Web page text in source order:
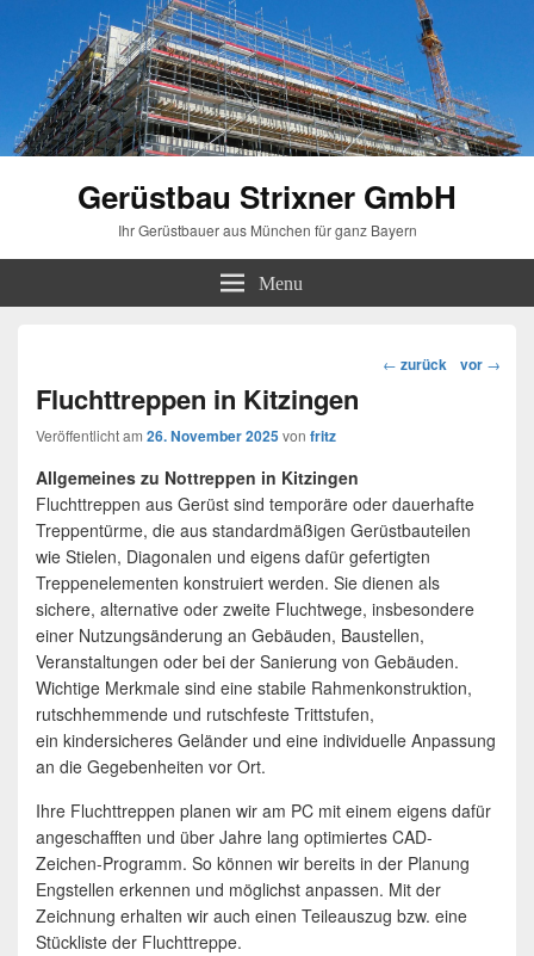
Gerüstbau Strixner GmbH
Ihr Gerüstbauer aus München für ganz Bayern
Menu
Beitragsnavigation
← zurück vor →
Fluchttreppen in Kitzingen
Veröffentlicht am 26. November 2025von fritz
Allgemeines zu Nottreppen in Kitzingen
Fluchttreppen aus Gerüst sind temporäre oder dauerhafte
Treppentürme, die aus standardmäßigen Gerüstbauteilen
wie Stielen, Diagonalen und eigens dafür gefertigten
Treppenelementen konstruiert werden. Sie dienen als
sichere, alternative oder zweite Fluchtwege, insbesondere
einer Nutzungsänderung an Gebäuden, Baustellen,
Veranstaltungen oder bei der Sanierung von Gebäuden.
Wichtige Merkmale sind eine stabile Rahmenkonstruktion,
rutschhemmende und rutschfeste Trittstufen,
ein kindersicheres Geländer und eine individuelle Anpassung
an die Gegebenheiten vor Ort.
Ihre Fluchttreppen planen wir am PC mit einem eigens dafür
angeschafften und über Jahre lang optimiertes CAD-
Zeichen-Programm. So können wir bereits in der Planung
Engstellen erkennen und möglichst anpassen. Mit der
Zeichnung erhalten wir auch einen Teileauszug bzw. eine
Stückliste der Fluchttreppe.